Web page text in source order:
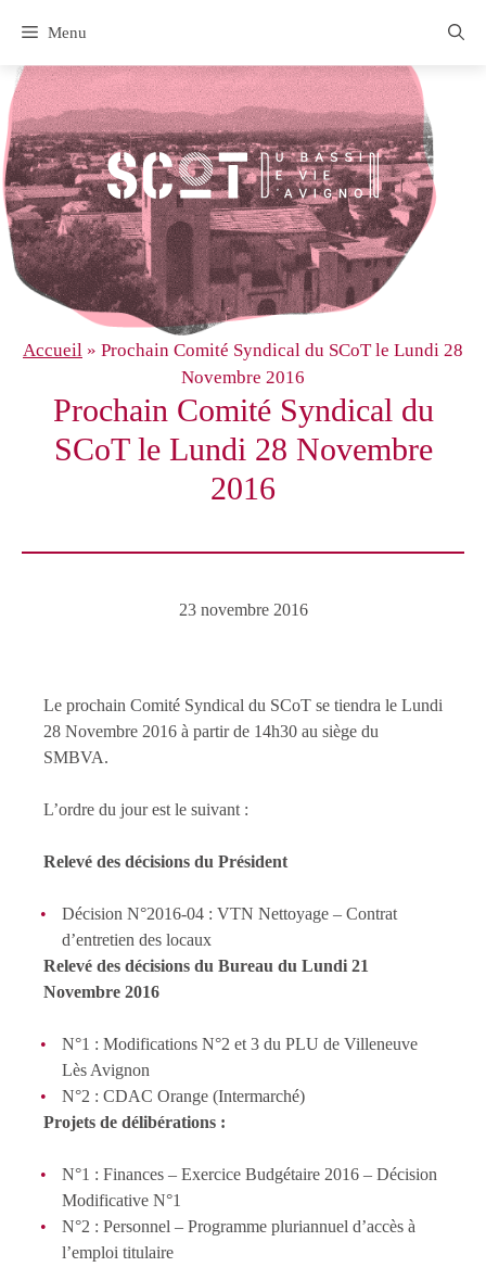
contenu
Menu
Accueil » Prochain Comité Syndical du SCoT le Lundi 28
Novembre 2016
Prochain Comité Syndical du
SCoT le Lundi 28 Novembre
2016
23 novembre 2016
Le prochain Comité Syndical du SCoT se tiendra le Lundi
28 Novembre 2016 à partir de 14h30 au siège du
SMBVA.
L’ordre du jour est le suivant :
Relevé des décisions du Président
Décision N°2016-04 : VTN Nettoyage – Contrat
d’entretien des locaux
Relevé des décisions du Bureau du Lundi 21
Novembre 2016
N°1 : Modifications N°2 et 3 du PLU de Villeneuve
Lès Avignon
N°2 : CDAC Orange (Intermarché)
Projets de délibérations :
N°1 : Finances – Exercice Budgétaire 2016 – Décision
Modificative N°1
N°2 : Personnel – Programme pluriannuel d’accès à
l’emploi titulaire